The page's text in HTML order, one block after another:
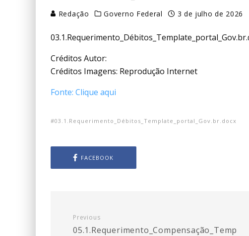
Redação Governo Federal 3 de julho de 2026
Créditos Autor:
Créditos Imagens: Reprodução Internet
Fonte: Clique aqui
03.1.Requerimento_Débitos_Template_portal_Gov.br.docx
FACEBOOK
Previous